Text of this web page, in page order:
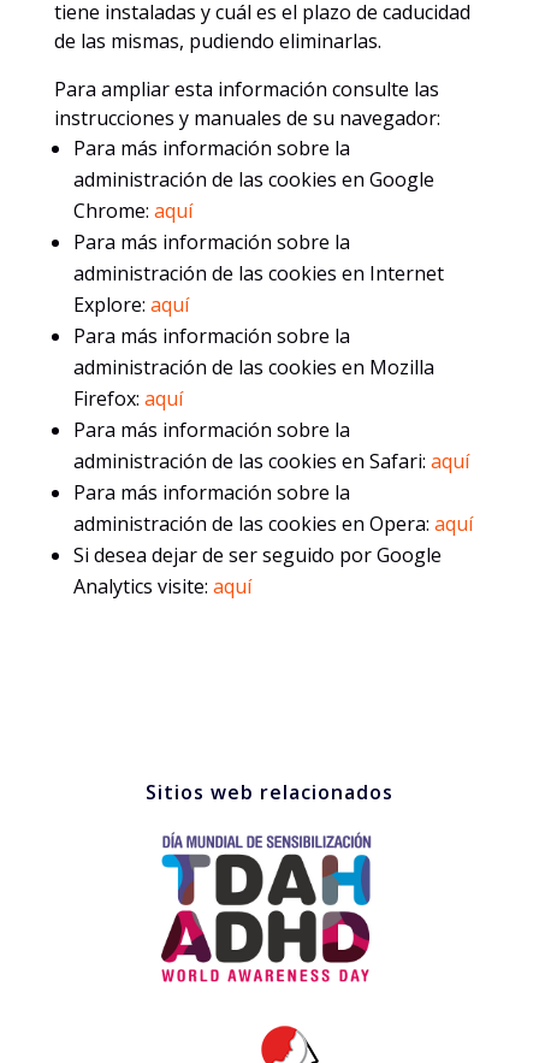
tiene instaladas y cuál es el plazo de caducidad
de las mismas, pudiendo eliminarlas.
Para ampliar esta información consulte las
instrucciones y manuales de su navegador:
Para más información sobre la
administración de las cookies en Google
Chrome: aquí
Para más información sobre la
administración de las cookies en Internet
Explore: aquí
Para más información sobre la
administración de las cookies en Mozilla
Firefox: aquí
Para más información sobre la
administración de las cookies en Safari: aquí
Para más información sobre la
administración de las cookies en Opera: aquí
Si desea dejar de ser seguido por Google
Analytics visite: aquí
Sitios web relacionados